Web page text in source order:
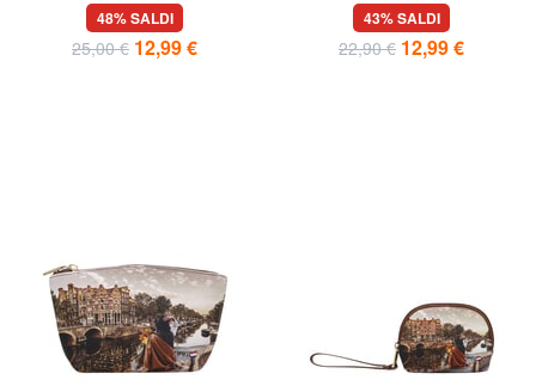
48% SALDI
25,00 € 12,99 €
43% SALDI
22,90 € 12,99 €